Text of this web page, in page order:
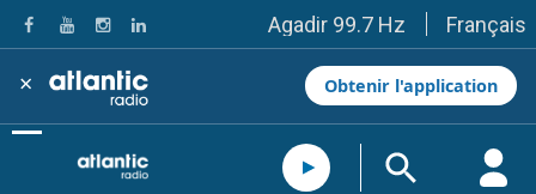
Agadir 99.7 Hz
Tanger 103.3 Hz
Tétouan 87.8 Hz
Fès 98.8 Hz
Meknès 97.2 Hz
El Jadida 97.3
Settat 104,6
Français
× Obtenir l'application